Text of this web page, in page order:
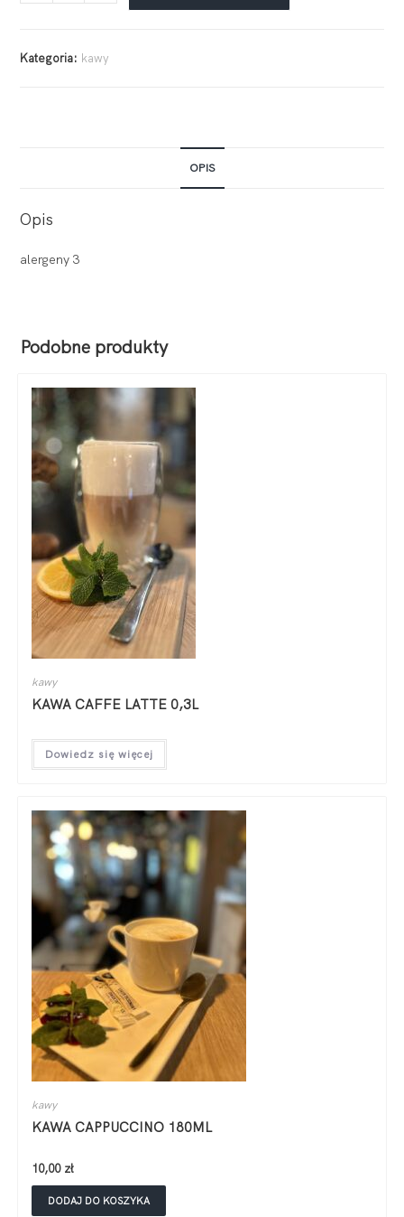
Kategoria: kawy
OPIS
Opis
alergeny 3
Podobne produkty
kawy
KAWA CAFFE LATTE 0,3L
Dowiedz się więcej
kawy
KAWA CAPPUCCINO 180ML
10,00 zł
DODAJ DO KOSZYKA